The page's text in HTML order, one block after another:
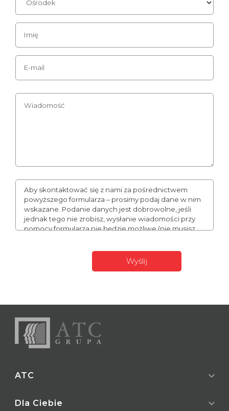
Aby skontaktować się z nami za pośrednictwem
powyższego formularza – prosimy podaj dane w nim
wskazane. Podanie danych jest dobrowolne, jeśli
jednak tego nie zrobisz, wysłanie wiadomości przy
pomocy formularza nie będzie możliwe (nie musisz
dane mogą stanowić Twoje dane osobowe. W takim
wypadku administratorem Twoich danych
ATC expand_more
O nas
Dla Ciebie expand_more